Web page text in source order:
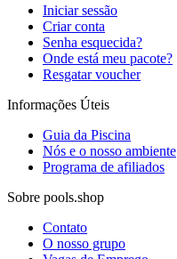
Iniciar sessão
Criar conta
Senha esquecida?
Onde está meu pacote?
Resgatar voucher
Informações Úteis
Guia da Piscina
Nós e o nosso ambiente
Programa de afiliados
Sobre pools.shop
Contato
O nosso grupo